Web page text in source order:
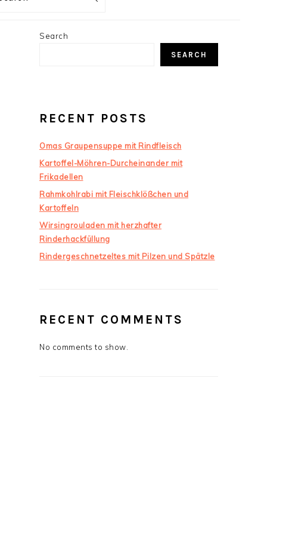
PRIMARY
Search
SEARCH
RECENT POSTS
Omas Graupensuppe mit Rindfleisch
Kartoffel-Möhren-Durcheinander mit
Frikadellen
Rahmkohlrabi mit Fleischklößchen und
Kartoffeln
Wirsingrouladen mit herzhafter
Rinderhackfüllung
Rindergeschnetzeltes mit Pilzen und Spätzle
RECENT COMMENTS
No comments to show.